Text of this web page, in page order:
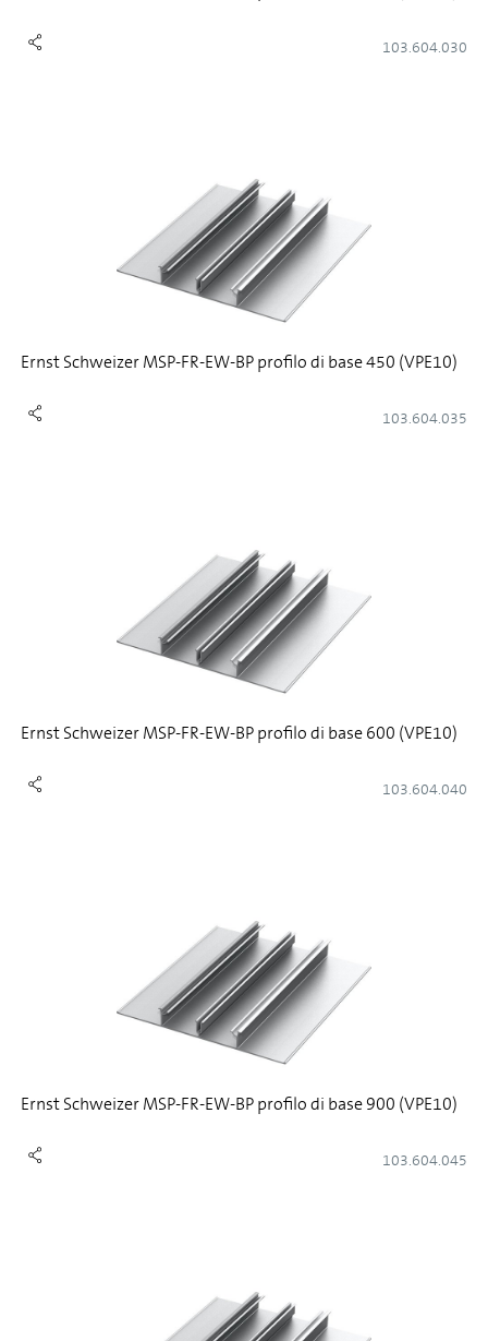
103.604.030
Ernst Schweizer MSP-FR-EW-BP profilo di base 450 (VPE10)
103.604.035
Ernst Schweizer MSP-FR-EW-BP profilo di base 600 (VPE10)
103.604.040
Ernst Schweizer MSP-FR-EW-BP profilo di base 900 (VPE10)
103.604.045